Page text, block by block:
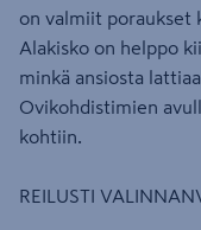
on valmiit poraukset
Alakisko on helppo
minkä ansiosta
Ovikohdistimien
kohtiin.
REILUSTI